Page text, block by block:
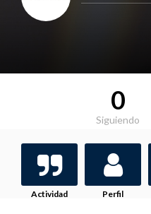
0
Siguiendo
Actividad Perfil